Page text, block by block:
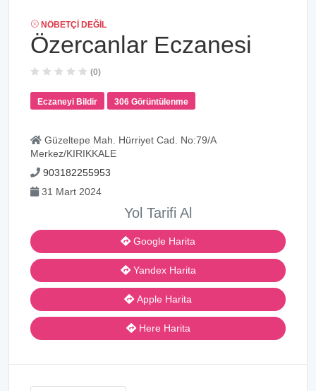
NÖBETÇI DEĞIL
Özercanlar Eczanesi
(0)
Eczaneyi Bildir 306 Görüntülenme
Güzeltepe Mah. Hürriyet Cad. No:79/A
Merkez/KIRIKKALE
903182255953
31 Mart 2024
Yol Tarifi Al
Google Harita
Yandex Harita
Apple Harita
Here Harita